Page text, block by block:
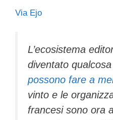
Via Ejo
L’ecosistema
diventato
possono fare a
vinto e le
francesi sono ora